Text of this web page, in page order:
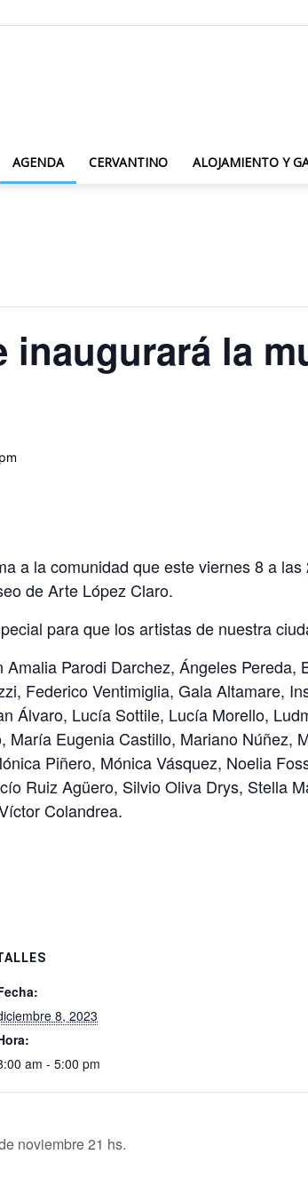
AGENDA CERVANTINO ALOJAMIENTO Y
inaugurará la
a la comunidad que este viernes 8 a
de Arte López Claro.
para que los artistas de nuestra
Parodi Darchez, Ángeles
Federico Ventimiglia, Gala Altamare,
Álvaro, Lucía Sottile, Lucía Morello,
María Eugenia Castillo, Mariano Núñez,
Piñero, Mónica Vásquez, Noelia
Ruiz Agüero, Silvio Oliva Drys, Stella
Colandrea.
8, 2023
am - 5:00 pm
noviembre 21 hs.